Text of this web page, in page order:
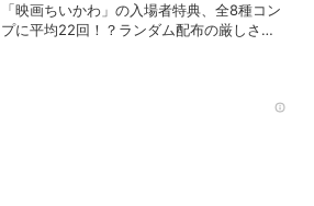
「映画ちいかわ」の入場者特典、全8種コン
プに平均22回！？ランダム配布の厳しさに